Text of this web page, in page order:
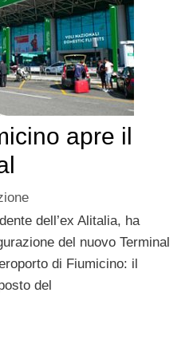
apre il
dell’ex Alitalia, ha
del nuovo Terminal
di Fiumicino: il
del